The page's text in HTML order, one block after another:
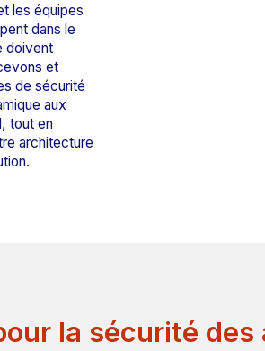
les équipes
dans le
doivent
et
de sécurité
aux
tout en
architecture
la sécurité